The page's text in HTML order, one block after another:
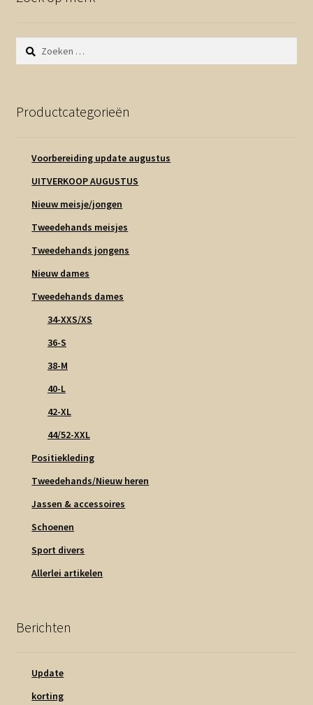
Zoeken
naar:
Productcategorieën
Voorbereiding update augustus
UITVERKOOP AUGUSTUS
Nieuw meisje/jongen
Tweedehands meisjes
Tweedehands jongens
Nieuw dames
Tweedehands dames
34-XXS/XS
36-S
38-M
40-L
42-XL
44/52-XXL
Positiekleding
Tweedehands/Nieuw heren
Jassen & accessoires
Schoenen
Sport divers
Allerlei artikelen
Berichten
Update
korting